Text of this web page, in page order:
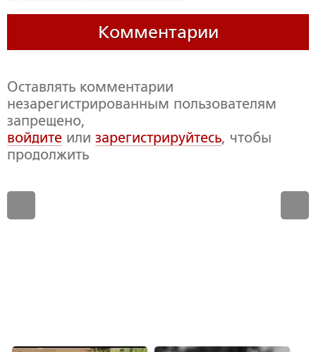
Комментарии
Оставлять комментарии
незарегистрированным пользователям
запрещено,
войдите или зарегистрируйтесь, чтобы
продолжить